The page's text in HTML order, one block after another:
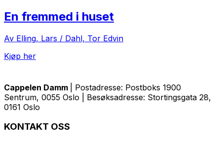
En fremmed i huset
Av Elling, Lars / Dahl, Tor Edvin
Kjøp her
Cappelen Damm
| Postadresse: Postboks 1900
Sentrum, 0055 Oslo | Besøksadresse: Stortingsgata 28,
0161 Oslo
KONTAKT OSS